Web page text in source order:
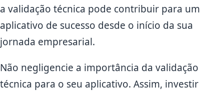
a validação técnica pode contribuir para um
aplicativo de sucesso desde o início da sua
jornada empresarial.
Não negligencie a importância da validação
técnica para o seu aplicativo. Assim, investir